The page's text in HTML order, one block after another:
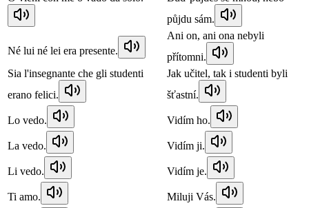
půjdu sám.
Né lui né lei era presente.
Ani on, ani ona nebyli
přítomni.
Sia l'insegnante che gli studenti
erano felici.
Jak učitel, tak i studenti byli
šťastní.
Lo vedo. Vidím ho.
La vedo. Vidím ji.
Li vedo. Vidím je.
Ti amo. Miluji Vás.